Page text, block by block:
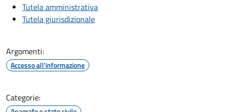
Tutela amministrativa
Tutela giurisdizionale
Argomenti:
Accesso all'informazione
Categorie: